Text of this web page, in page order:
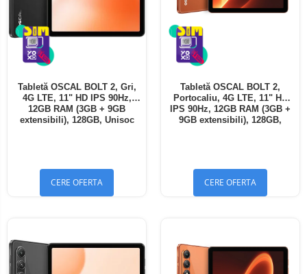
Tabletă OSCAL BOLT 2, Gri,
4G LTE, 11" HD IPS 90Hz,
12GB RAM (3GB + 9GB
extensibili), 128GB, Unisoc
CERE OFERTA
Tabletă OSCAL BOLT 2,
Portocaliu, 4G LTE, 11" HD
IPS 90Hz, 12GB RAM (3GB +
9GB extensibili), 128GB,
CERE OFERTA